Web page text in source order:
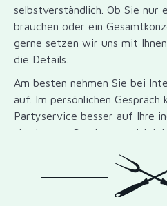
selbstverständlich. Ob Sie nur
brauchen oder ein
gerne setzen wir uns mit
die Details.
Am besten nehmen Sie bei
auf. Im persönlichen Gespräch
Partyservice besser auf Ihre
abstimmen. So plant es sich